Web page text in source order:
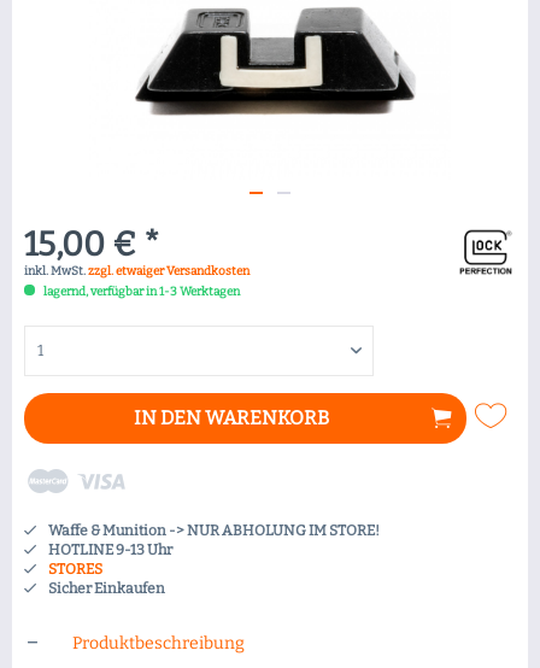
15,00 € *
inkl. MwSt.zzgl. etwaiger Versandkosten
lagernd, verfügbar in 1-3 Werktagen
IN DENWARENKORB
Waffe & Munition -> NUR ABHOLUNG IM STORE!
HOTLINE 9-13 Uhr
STORES
Sicher Einkaufen
Produktbeschreibung